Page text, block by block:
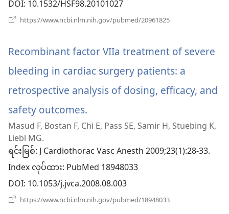
နေ
တယ်)
DOI‎: 10.1532/HSF98.20101027
https://www.ncbi.nlm.nih.gov/pubmed/20961825
နေ
တယ်)
Recombinant factor VIIa treatment of severe
bleeding in cardiac surgery patients: a
retrospective analysis of dosing, efficacy, and
safety outcomes.
အသစ်
ဖွ
င့်
နေ
ပါ
Masud F, Bostan F, Chi E, Pass SE, Samir H, Stuebing K,
Liebl MG.
ရင်းမြစ်‎: J Cardiothorac Vasc Anesth 2009;23(1):28-33.
Index လုပ်ထား‎: PubMed 18948033
DOI‎: 10.1053/j.jvca.2008.08.003
https://www.ncbi.nlm.nih.gov/pubmed/18948033